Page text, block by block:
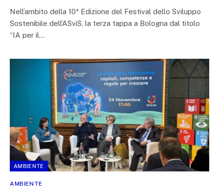
Nell’ambito della 10ª Edizione del Festival dello Sviluppo
Sostenibile dell’ASviS, la terza tappa a Bologna dal titolo
“IA per il…
AMBIENTE
AMBIENTE